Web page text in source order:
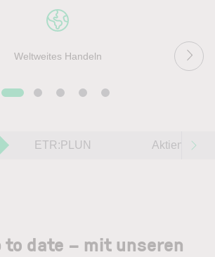
Weltweites Handeln
ETR:PLUN Aktien im
to date – mit unseren